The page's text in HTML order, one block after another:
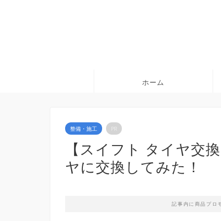
ホーム
整備・施工 PR
【スイフト タイヤ交
ヤに交換してみた！
記事内に商品プロ